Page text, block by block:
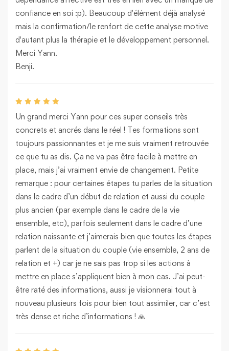
confiance en soi :p). Beaucoup d'élément déjà analysé
mais la confirmation/le renfort de cette analyse motive
d'autant plus la thérapie et le développement personnel.
Merci Yann.
Benji.
Un grand merci Yann pour ces super conseils très
concrets et ancrés dans le réel ! Tes formations sont
toujours passionnantes et je me suis vraiment retrouvée
ce que tu as dis. Ça ne va pas être facile à mettre en
place, mais j’ai vraiment envie de changement. Petite
remarque : pour certaines étapes tu parles de la situation
dans le cadre d’un début de relation et aussi du couple
plus ancien (par exemple dans le cadre de la vie
ensemble, etc), parfois seulement dans le cadre d’une
relation naissante et j’aimerais bien que toutes les étapes
parlent de la situation du couple (vie ensemble, 2 ans de
relation et +) car je ne sais pas trop si les actions à
mettre en place s’appliquent bien à mon cas. J’ai peut-
être raté des informations, aussi je visionnerai tout à
nouveau plusieurs fois pour bien tout assimiler, car c’est
très dense et riche d’informations ! 🙏